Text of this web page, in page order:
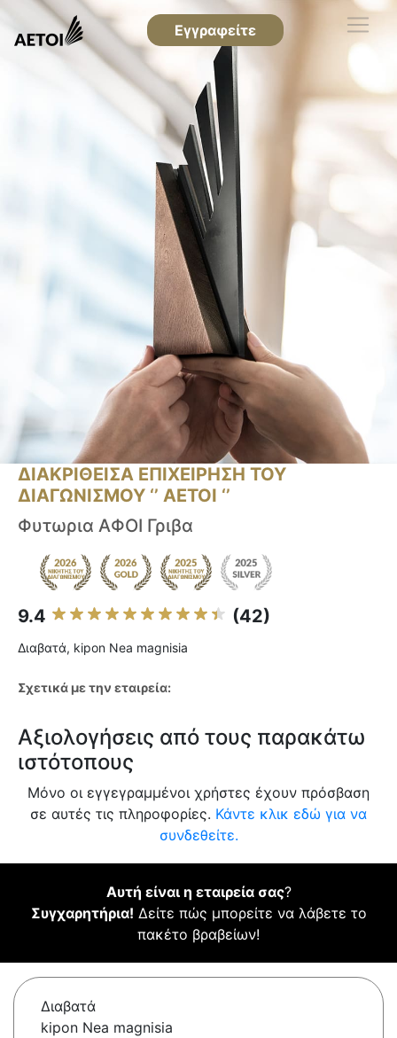
Εγγραφείτε
ΔΙΑΚΡΙΘΕΙΣΑ ΕΠΙΧΕΙΡΗΣΗ ΤΟΥ
ΔΙΑΓΩΝΙΣΜΟΥ ‘’ ΑΕΤΟΙ ‘’
Φυτωρια ΑΦΟΙ Γριβα
9.4 (42)
Διαβατά, kipon Nea magnisia
Σχετικά με την εταιρεία:
Αξιολογήσεις από τους παρακάτω
ιστότοπους
Μόνο οι εγγεγραμμένοι χρήστες έχουν πρόσβαση
σε αυτές τις πληροφορίες. Κάντε κλικ εδώ για να
συνδεθείτε.
Αυτή είναι η εταιρεία σας?
Συγχαρητήρια! Δείτε πώς μπορείτε να λάβετε το
πακέτο βραβείων!
Διαβατά
kipon Nea magnisia